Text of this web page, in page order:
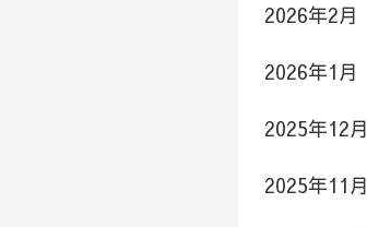
2026年2月
2026年1月
2025年12月
2025年11月